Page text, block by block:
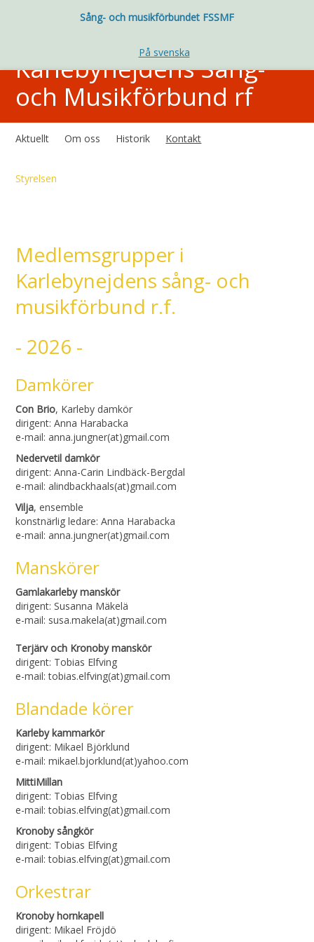
Sång- och musikförbundet FSSMF
På svenska
Karlebynejdens Sång-
och Musikförbund rf
Aktuellt Om oss Historik Kontakt
Styrelsen
Medlemsgrupper i
Karlebynejdens sång- och
musikförbund r.f.
- 2026 -
Damkörer
Con Brio, Karleby damkör
dirigent: Anna Harabacka
e-mail: anna.jungner(at)gmail.com
Nedervetil damkör
dirigent: Anna-Carin Lindbäck-Bergdal
e-mail: alindbackhaals(at)gmail.com
Vilja, ensemble
konstnärlig ledare: Anna Harabacka
e-mail: anna.jungner(at)gmail.com
Manskörer
Gamlakarleby manskör
dirigent: Susanna Mäkelä
e-mail: susa.makela(at)gmail.com
Terjärv och Kronoby manskör
dirigent: Tobias Elfving
e-mail: tobias.elfving(at)gmail.com
Blandade körer
Karleby kammarkör
dirigent: Mikael Björklund
e-mail: mikael.bjorklund(at)yahoo.com
MittiMillan
dirigent: Tobias Elfving
e-mail: tobias.elfving(at)gmail.com
Kronoby sångkör
dirigent: Tobias Elfving
e-mail: tobias.elfving(at)gmail.com
Orkestrar
Kronoby hornkapell
dirigent: Mikael Fröjdö